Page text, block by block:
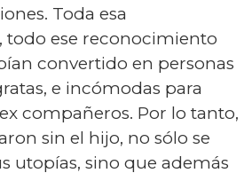
Toda esa
ese reconocimiento
convertido en personas
e incómodas para
compañeros. Por lo tanto,
sin el hijo, no sólo se
utopías, sino que además